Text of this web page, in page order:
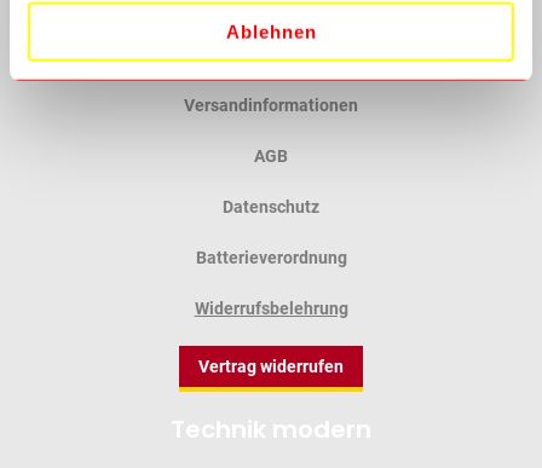
Ablehnen
Kundenservice
Versandinformationen
AGB
Datenschutz
Batterieverordnung
Widerrufsbelehrung
Vertrag widerrufen